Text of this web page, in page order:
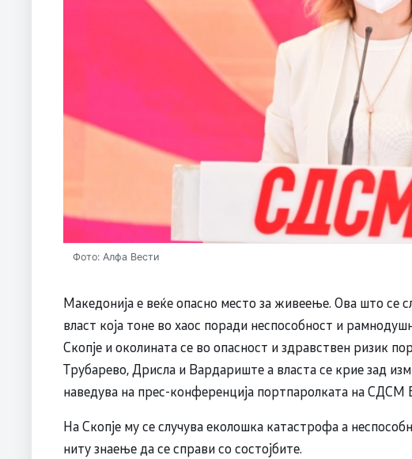
Фото: Алфа Вести
Македонија е веќе опасно место за живеење. Ова што се
власт која тоне во хаос поради неспособност и
Скопје и околината се во опасност и здравствен ризик
Трубарево, Дрисла и Вардариште а власта се крие зад
наведува на прес-конференција портпаролката на СДСМ
На Скопје му се случува еколошка катастрофа а
ниту знаење да се справи со состојбите.